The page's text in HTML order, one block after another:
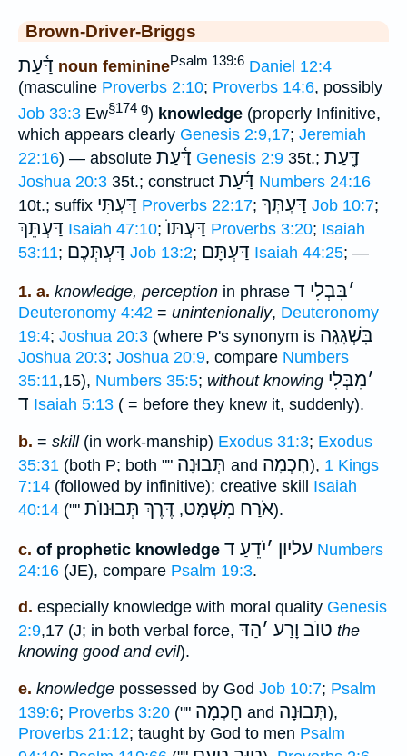
Brown-Driver-Briggs
דַּ֫עַת noun femininePsalm 139:6 Daniel 12:4
(masculine Proverbs 2:10; Proverbs 14:6, possibly
Job 33:3 Ew§174 g) knowledge (properly Infinitive,
which appears clearly Genesis 2:9,17; Jeremiah
22:16) — absolute דַּ֫עַת Genesis 2:9 35t.; דָּ֑עַת
Joshua 20:3 35t.; construct דַּ֫עַת Numbers 24:16
10t.; suffix דַּעְתִּי Proverbs 22:17; דַּעְתְּךָ Job 10:7;
דַּעְתֵּךְ Isaiah 47:10; דַּעְתּוֺ Proverbs 3:20; Isaiah
53:11; דַּעְתְּכֶם Job 13:2; דַּעְתָּם Isaiah 44:25; —
1. a. knowledge, perception in phrase ׳בִּבְלִי ד
Deuteronomy 4:42 = unintenionally, Deuteronomy
19:4; Joshua 20:3 (where P's synonym is בִּשְׁגָגָה
Joshua 20:3; Joshua 20:9, compare Numbers
35:11,15), Numbers 35:5; without knowing ׳מִבְּלִי
ד Isaiah 5:13 ( = before they knew it, suddenly).
b. = skill(in work-manship) Exodus 31:3; Exodus
35:31 (both P; both "" תְּבוּנָה and חָכְמָה), 1 Kings
7:14 (followed by infinitive); creative skill Isaiah
40:14 ("" אֹרַח מִשְׁמָּט, דֶּרֶךְ תְּבוּנוֺת ).
c. of prophetic knowledge עליון ׳יֹדֵעַ ד
Numbers
24:16 (JE), compare Psalm 19:3.
d. especially knowledge with moral quality Genesis
2:9,17 (J; in both verbal force, טוֺב וָרַע ׳הַדּ
the
knowing good and evil).
e. knowledge possessed by God Job 10:7; Psalm
139:6; Proverbs 3:20 ("" חָכְמָה and תְּבוּנָה),
Proverbs 21:12; taught by God to men Psalm